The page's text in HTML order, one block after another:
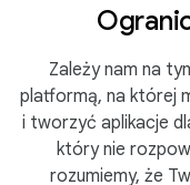
Zależy nam na
platformą, na której
i tworzyć aplikacje
który nie
rozumiemy, że